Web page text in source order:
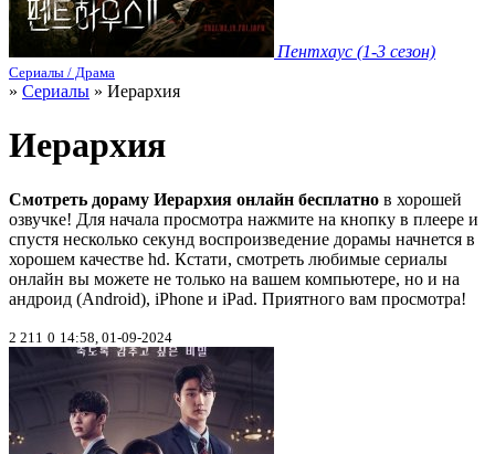
Пентхаус (1-3 сезон)
Сериалы / Драма
» Сериалы » Иерархия
Иерархия
Смотреть дораму Иерархия онлайн бесплатно в хорошей
озвучке! Для начала просмотра нажмите на кнопку в плеере и
спустя несколько секунд воспроизведение дорамы начнется в
хорошем качестве hd. Кстати, смотреть любимые сериалы
онлайн вы можете не только на вашем компьютере, но и на
андроид (Android), iPhone и iPad. Приятного вам просмотра!
2 211 0 14:58, 01-09-2024